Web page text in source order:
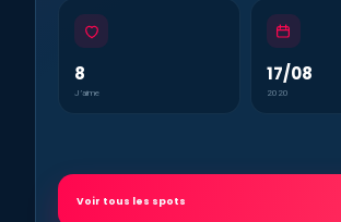
8
J’aime
17/08
2020
Voir tous les spots